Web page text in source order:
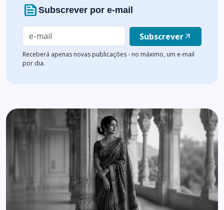
news Subscrever por e-mail
Subscreverarrow_outward
Receberá apenas novas publicações - no máximo, um e-mail
por dia.
Lista de artigos